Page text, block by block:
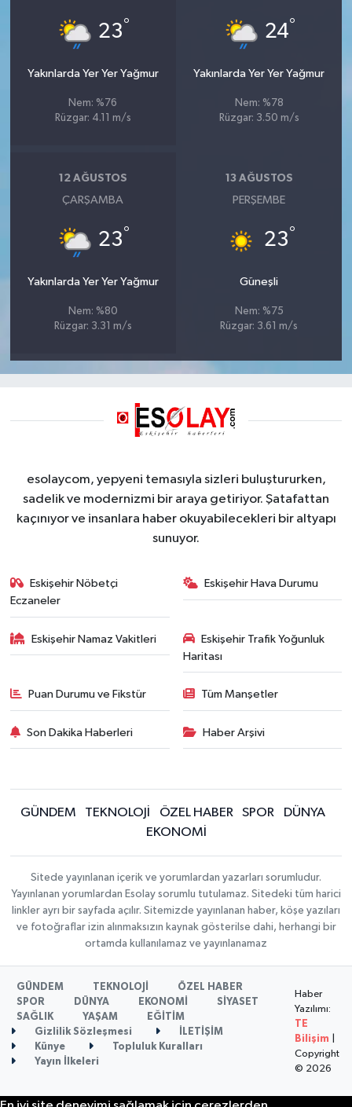
23°
Yakınlarda Yer Yer Yağmur
Nem: %76
Rüzgar: 4.11 m/s
24°
Yakınlarda Yer Yer Yağmur
Nem: %78
Rüzgar: 3.50 m/s
12 AĞUSTOS
ÇARŞAMBA
23°
Yakınlarda Yer Yer Yağmur
Nem: %80
Rüzgar: 3.31 m/s
13 AĞUSTOS
PERŞEMBE
23°
Güneşli
Nem: %75
Rüzgar: 3.61 m/s
esolaycom, yepyeni temasıyla sizleri buluştururken,
sadelik ve modernizmi bir araya getiriyor. Şatafattan
kaçınıyor ve insanlara haber okuyabilecekleri bir altyapı
sunuyor.
Eskişehir Nöbetçi
Eczaneler
Eskişehir Hava Durumu
Eskişehir Namaz Vakitleri
Eskişehir Trafik Yoğunluk
Haritası
Puan Durumu ve Fikstür Tüm Manşetler
Son Dakika Haberleri Haber Arşivi
GÜNDEM TEKNOLOJİ ÖZEL HABER SPOR
DÜNYA
EKONOMİ
Sitede yayınlanan içerik ve yorumlardan yazarları sorumludur.
Yayınlanan yorumlardan Esolay sorumlu tutulamaz. Sitedeki tüm harici
linkler ayrı bir sayfada açılır. Sitemizde yayınlanan haber, köşe yazıları
ve fotoğraflar izin alınmaksızın kaynak gösterilse dahi, herhangi bir
ortamda kullanılamaz ve yayınlanamaz
GÜNDEM TEKNOLOJİ
ÖZEL HABER
SPOR
DÜNYA EKONOMİ
SİYASET
SAĞLIK
YAŞAM
EĞİTİM
Gizlilik Sözleşmesi
İLETİŞİM
Künye
Topluluk Kuralları
Yayın İlkeleri
Haber
Yazılımı:
TE
Bilişim
Copyright
© 2026